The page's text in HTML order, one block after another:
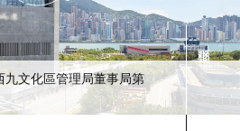
九文化區管理局董事局第